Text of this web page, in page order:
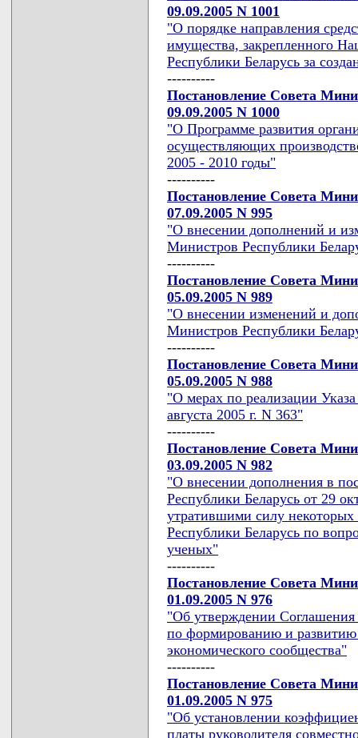
09.09.2005 N 1001
"О порядке направления
имущества, закрепленного
Республики Беларусь за
----------
Постановление Совета
09.09.2005 N 1000
"О Программе развития
осуществляющих
2005 - 2010 годы"
----------
Постановление Совета
07.09.2005 N 995
"О внесении дополнений и
Министров Республики
----------
Постановление Совета
05.09.2005 N 989
"О внесении изменений и
Министров Республики
----------
Постановление Совета
05.09.2005 N 988
"О мерах по реализации
августа 2005 г. N 363"
----------
Постановление Совета
03.09.2005 N 982
"О внесении дополнения в
Республики Беларусь от 29
утратившими силу
Республики Беларусь по
ученых"
----------
Постановление Совета
01.09.2005 N 976
"Об утверждении Соглашения
по формированию и развитию
экономического сообщества"
----------
Постановление Совета
01.09.2005 N 975
"Об установлении
платы руководителя